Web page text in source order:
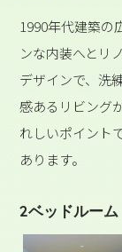
1990年代建築の
ンな内装へとリ
デザインで、洗
感あるリビング
れしいポイント
あります。
2ベッドルーム